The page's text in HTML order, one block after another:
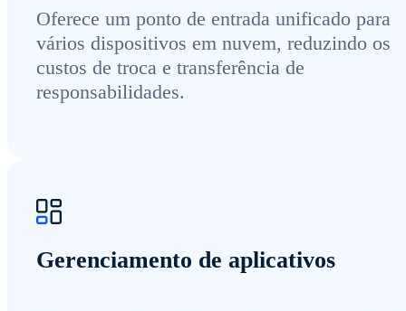
Oferece um ponto de entrada unificado para
vários dispositivos em nuvem, reduzindo os
custos de troca e transferência de
responsabilidades.
Gerenciamento de aplicativos